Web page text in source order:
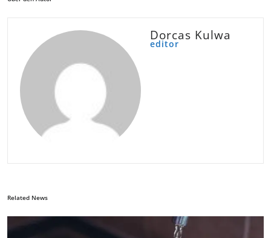
Dorcas Kulwa
editor
Related News